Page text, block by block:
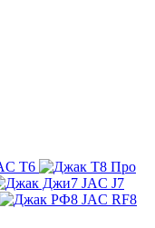
T6
JAC J7
JAC RF8